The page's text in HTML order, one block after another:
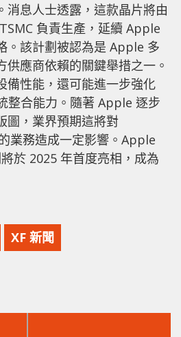
消息人士透露，這款晶片將由
負責生產，延續 Apple
。該計劃被認為是 Apple 多
供應商依賴的關鍵舉措之一。
備性能，還可能進一步強化
整合能力。隨著 Apple 逐步
圖，業界預期這將對
業務造成一定影響。Apple
於 2025 年首度亮相，成為
XF 新聞